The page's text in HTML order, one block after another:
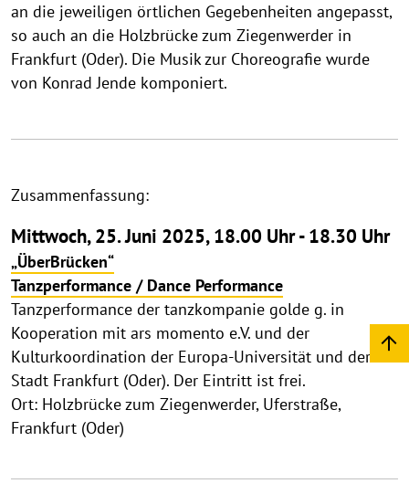
an die jeweiligen örtlichen Gegebenheiten angepasst,
so auch an die Holzbrücke zum Ziegenwerder in
Frankfurt (Oder). Die Musik zur Choreografie wurde
von Konrad Jende komponiert.
Zusammenfassung:
Mittwoch, 25. Juni 2025, 18.00 Uhr - 18.30 Uhr
„ÜberBrücken“
Tanzperformance / Dance Performance
Tanzperformance der tanzkompanie golde g. in
Kooperation mit ars momento e.V. und der
Kulturkoordination der Europa-Universität und der
Stadt Frankfurt (Oder). Der Eintritt ist frei.
Ort: Holzbrücke zum Ziegenwerder, Uferstraße,
Frankfurt (Oder)